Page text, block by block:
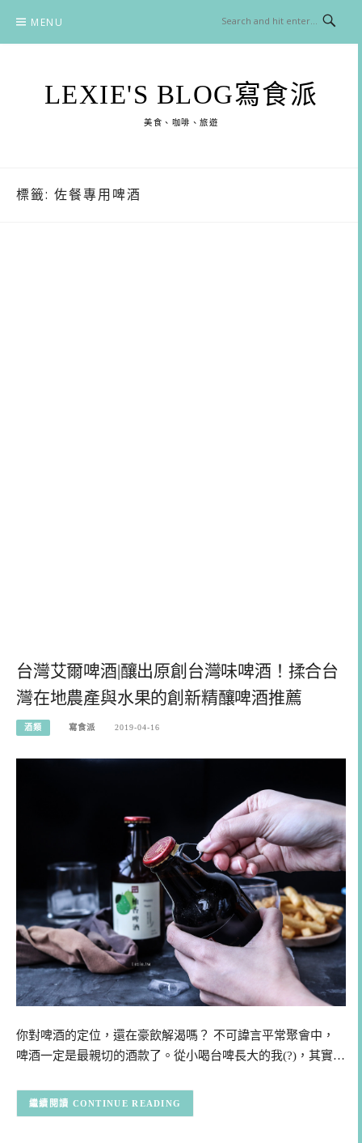
content
MENU
LEXIE'S BLOG寫食派
美食、咖啡、旅遊
標籤: 佐餐專用啤酒
台灣艾爾啤酒|釀出原創台灣味啤酒！揉合台
灣在地農產與水果的創新精釀啤酒推薦
酒類 寫食派 2019-04-16
你對啤酒的定位，還在豪飲解渴嗎？ 不可諱言平常聚會中，
啤酒一定是最親切的酒款了。從小喝台啤長大的我(?)，其實…
CONTINUE READING